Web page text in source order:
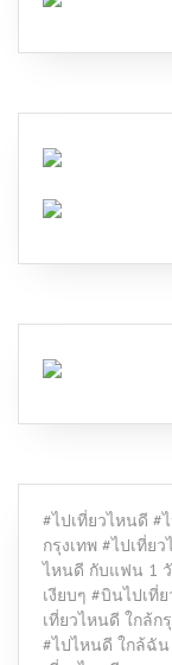
#ไปเที่ยวไหนดี #
กรุงเทพ #ไปเที่ย
ไหนดี กับแฟน 1
เงียบๆ #บินไปเที่
เที่ยวไหนดี ใกล้ก
#ไปไหนดี ใกล้ฉัน